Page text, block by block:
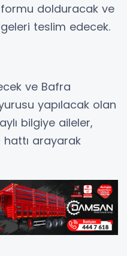
dolduracak ve
teslim edecek.
ve Bafra
yapılacak olan
bilgiye aileler,
hattı arayarak